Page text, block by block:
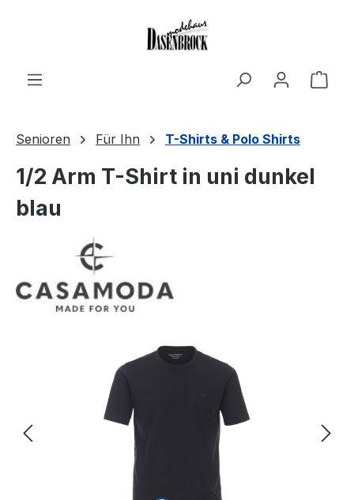
Senioren Für Ihn T-Shirts & Polo Shirts
1/2 Arm T-Shirt in uni dunkel
blau
Bildergalerie überspringen